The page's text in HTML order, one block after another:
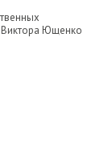
Ющенко